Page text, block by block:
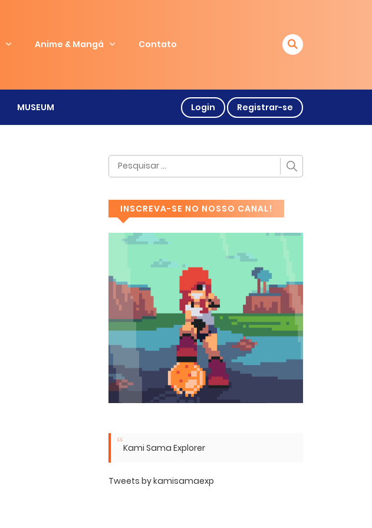
Anime & Mangá Contato
MUSEUM Login Registrar-se
INSCREVA-SE NO NOSSO CANAL!
Kami Sama Explorer
Tweets by kamisamaexp